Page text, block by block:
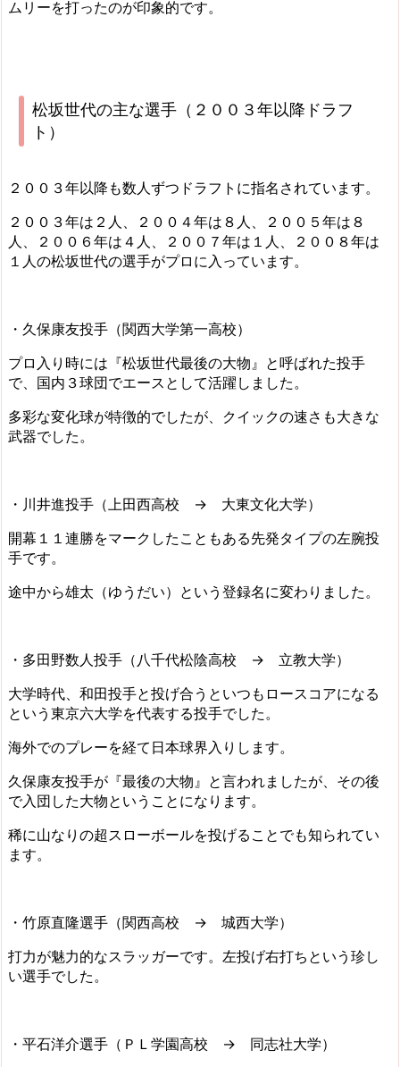
ムリーを打ったのが印象的です。
松坂世代の主な選手（２００３年以降ドラフ
ト）
２００３年以降も数人ずつドラフトに指名されています。
２００３年は２人、２００４年は８人、２００５年は８
人、２００６年は４人、２００７年は１人、２００８年は
１人の松坂世代の選手がプロに入っています。
・久保康友投手（関西大学第一高校）
プロ入り時には『松坂世代最後の大物』と呼ばれた投手
で、国内３球団でエースとして活躍しました。
多彩な変化球が特徴的でしたが、クイックの速さも大きな
武器でした。
・川井進投手（上田西高校 → 大東文化大学）
開幕１１連勝をマークしたこともある先発タイプの左腕投
手です。
途中から雄太（ゆうだい）という登録名に変わりました。
・多田野数人投手（八千代松陰高校 → 立教大学）
大学時代、和田投手と投げ合うといつもロースコアになる
という東京六大学を代表する投手でした。
海外でのプレーを経て日本球界入りします。
久保康友投手が『最後の大物』と言われましたが、その後
で入団した大物ということになります。
稀に山なりの超スローボールを投げることでも知られてい
ます。
・竹原直隆選手（関西高校 → 城西大学）
打力が魅力的なスラッガーです。左投げ右打ちという珍し
い選手でした。
・平石洋介選手（ＰＬ学園高校 → 同志社大学）